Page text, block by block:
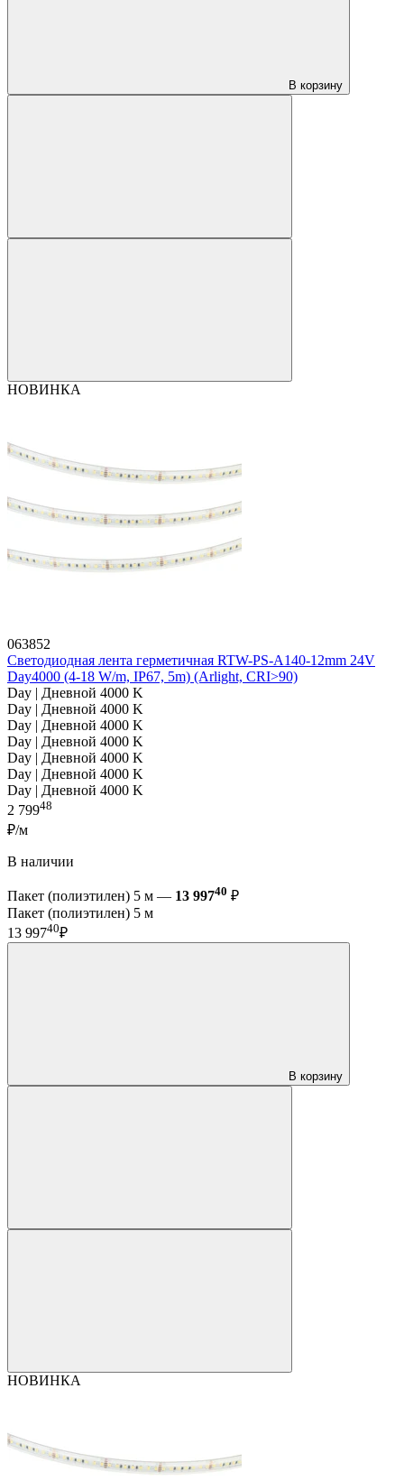
В корзину
НОВИНКА
063852
Светодиодная лента герметичная RTW-PS-A140-12mm 24V
Day4000 (4-18 W/m, IP67, 5m) (Arlight, CRI>90)
Day | Дневной 4000 K
Day | Дневной 4000 K
Day | Дневной 4000 K
Day | Дневной 4000 K
Day | Дневной 4000 K
Day | Дневной 4000 K
Day | Дневной 4000 K
2 79948
₽/м
В наличии
Пакет (полиэтилен) 5 м — 13 99740 ₽
Пакет (полиэтилен) 5 м
13 99740₽
В корзину
НОВИНКА